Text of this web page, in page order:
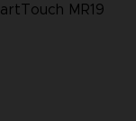
MR19